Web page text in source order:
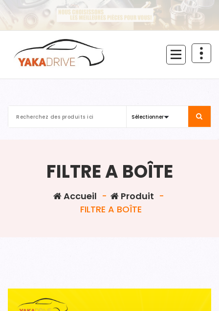
Aller
contenu
FILTRE A BOÎTE
Accueil - Produit -
FILTRE A BOÎTE